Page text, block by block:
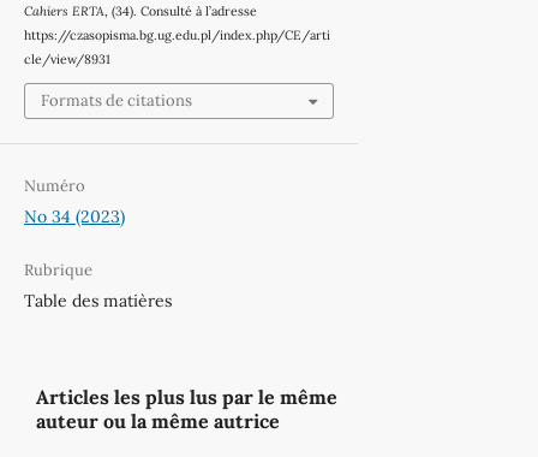
Cahiers ERTA , (34). Consulté à l’adresse
https://czasopisma.bg.ug.edu.pl/index.php/CE/arti
cle/view/8931
Formats de citations
Numéro
No 34 (2023)
Rubrique
Table des matières
Articles les plus lus par le même
auteur ou la même autrice